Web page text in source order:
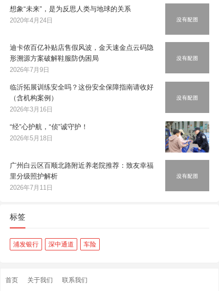
想象“未来”，是为反思人类与地球的关系
2020年4月24日
迪卡侬百亿补贴店售假风波，金天速金点云码隐
形溯源方案破解鞋服防伪困局
2026年7月9日
临沂拓展训练安全吗？这份安全保障指南请收好
（含机构案例）
2026年3月16日
“经”心护航，“侦”诚守护！
2026年5月18日
广州白云区百顺北路附近养老院推荐：致友幸福
里分级照护解析
2026年7月11日
标签
浦发银行 深中通道 车险
首页 关于我们 联系我们